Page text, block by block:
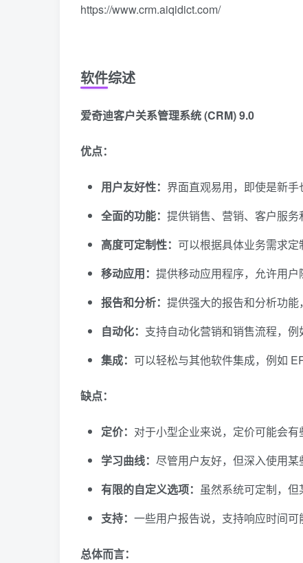
https://www.crm.aiqidict.com/
软件综述
爱奇迪客户关系管理系统 (CRM) 9.0
优点：
用户友好性： 界面直观易用，即使是新手
全面的功能： 提供销售、营销、客户服务
高度可定制性： 可以根据具体业务需求定
移动应用： 提供移动应用程序，允许用户
报告和分析： 提供强大的报告和分析功能
自动化： 支持自动化营销和销售流程，例
集成： 可以轻松与其他软件集成，例如
缺点：
定价： 对于小型企业来说，定价可能会有
学习曲线： 尽管用户友好，但深入使用某
有限的自定义选项： 虽然系统可定制，但
支持： 一些用户报告说，支持响应时间可
总体而言：